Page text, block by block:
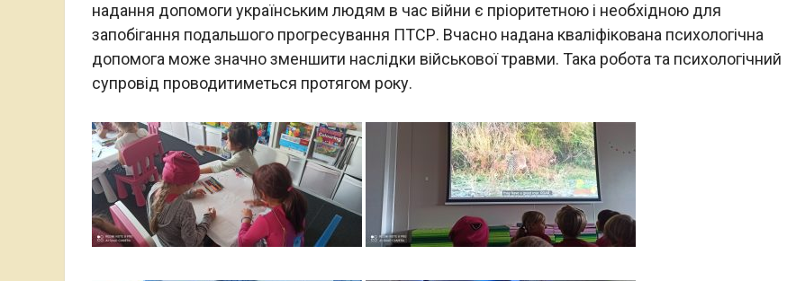
надання допомоги українським людям в час війни є пріоритетною і необхідною для
запобігання подальшого прогресування ПТСР. Вчасно надана кваліфікована психологічна
допомога може значно зменшити наслідки військової травми. Така робота та психологічний
супровід проводитиметься протягом року.